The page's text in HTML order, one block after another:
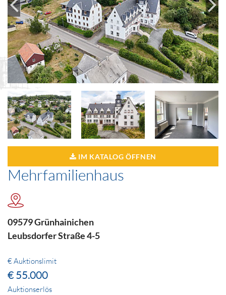
IM KATALOG ÖFFNEN
Mehrfamilienhaus
09579 Grünhainichen
Leubsdorfer Straße 4-5
€ Auktionslimit
€ 55.000
Auktionserlös